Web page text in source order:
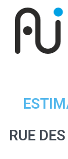
RUE